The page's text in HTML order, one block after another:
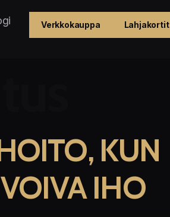
Verkkokauppa Lahjakortit
KUN
IHO